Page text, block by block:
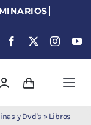
y Dvd's » Libros